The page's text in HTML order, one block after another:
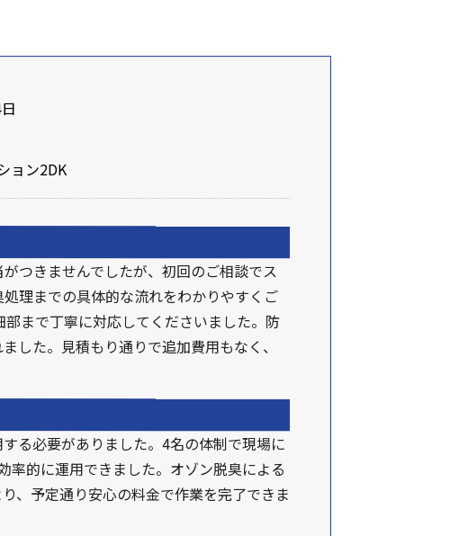
ョン2DK
つきませんでしたが、初回のご相談でス
理までの具体的な流れをわかりやすくご
まで丁寧に対応してくださいました。防
した。見積もり通りで追加費用もなく、
る必要がありました。4名の体制で現場に
率的に運用できました。オゾン脱臭による
、予定通り安心の料金で作業を完了できま